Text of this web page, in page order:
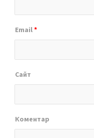
Email*
Сайт
Коментар